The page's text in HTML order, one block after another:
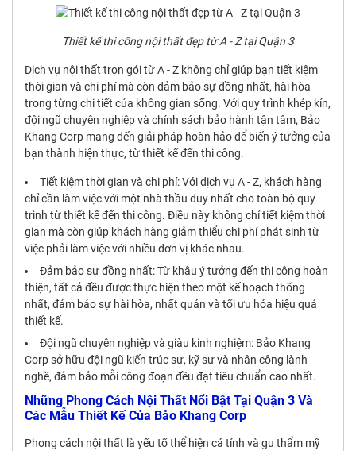
Thiết kế thi công nội thất đẹp từ A - Z tại Quận 3
Dịch vụ nội thất trọn gói từ A - Z không chỉ giúp bạn tiết kiệm
thời gian và chi phí mà còn đảm bảo sự đồng nhất, hài hòa
trong từng chi tiết của không gian sống. Với quy trình khép kín,
đội ngũ chuyên nghiệp và chính sách bảo hành tận tâm, Bảo
Khang Corp mang đến giải pháp hoàn hảo để biến ý tưởng của
bạn thành hiện thực, từ thiết kế đến thi công.
Tiết kiệm thời gian và chi phí: Với dịch vụ A - Z, khách hàng
chỉ cần làm việc với một nhà thầu duy nhất cho toàn bộ quy
trình từ thiết kế đến thi công. Điều này không chỉ tiết kiệm thời
gian mà còn giúp khách hàng giảm thiểu chi phí phát sinh từ
việc phải làm việc với nhiều đơn vị khác nhau.
Đảm bảo sự đồng nhất: Từ khâu ý tưởng đến thi công hoàn
thiện, tất cả đều được thực hiện theo một kế hoạch thống
nhất, đảm bảo sự hài hòa, nhất quán và tối ưu hóa hiệu quả
thiết kế.
Đội ngũ chuyên nghiệp và giàu kinh nghiệm: Bảo Khang
Corp sở hữu đội ngũ kiến trúc sư, kỹ sư và nhân công lành
nghề, đảm bảo mỗi công đoạn đều đạt tiêu chuẩn cao nhất.
Những Phong Cách Nội Thất Nổi Bật Tại Quận 3 Và
Các Mẫu Thiết Kế Của Bảo Khang Corp
Phong cách nội thất là yếu tố thể hiện cá tính và gu thẩm mỹ